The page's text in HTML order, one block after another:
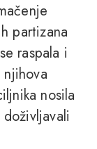
partizana
raspala i
nosila